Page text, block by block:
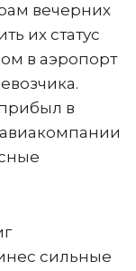
вечерних
их статус
в аэропорт
в
сильные